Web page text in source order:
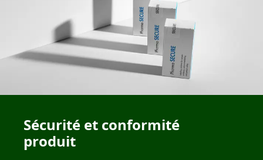
Sécurité et conformité
produit